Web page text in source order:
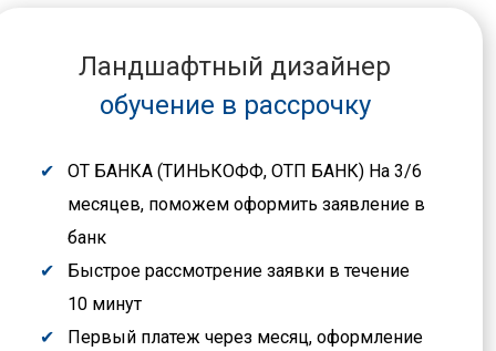
Ландшафтный дизайнер
обучение в рассрочку
ОТ БАНКА (ТИНЬКОФФ, ОТП БАНК) На 3/6
месяцев, поможем оформить заявление в
банк
Быстрое рассмотрение заявки в течение
10 минут
Первый платеж через месяц, оформление